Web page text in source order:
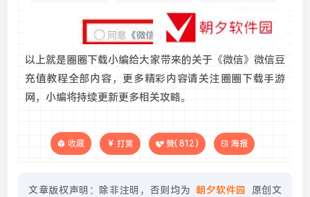
以上就是圈圈下载小编给大家带来的关于《微信》微信豆
充值教程全部内容，更多精彩内容请关注圈圈下载手游
网，小编将持续更新更多相关攻略。
收藏 打赏 赞( 812 ) 海报
文章版权声明：除非注明，否则均为 朝夕软件园
原创文